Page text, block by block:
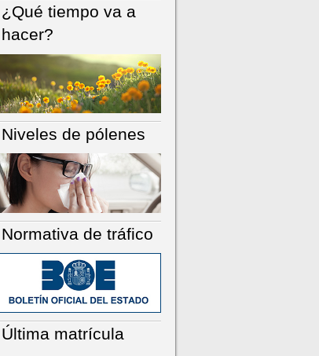
¿Qué tiempo va a
hacer?
Niveles de pólenes
Normativa de tráfico
Última matrícula